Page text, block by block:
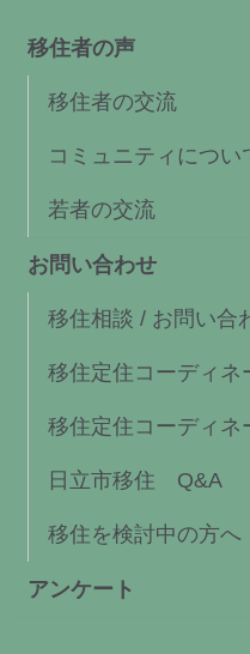
移住者の声
移住者の交流
コミュニティについ
若者の交流
お問い合わせ
移住相談 / お問い合
移住定住コーディネ
移住定住コーディネ
日立市移住 Q&A
移住を検討中の方へ
アンケート